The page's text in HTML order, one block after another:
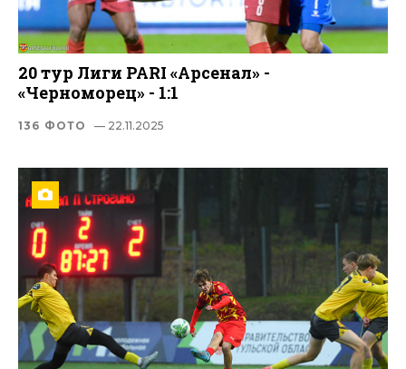
20 тур Лиги PARI «Арсенал» -
«Черноморец» - 1:1
136 ФОТО — 22.11.2025